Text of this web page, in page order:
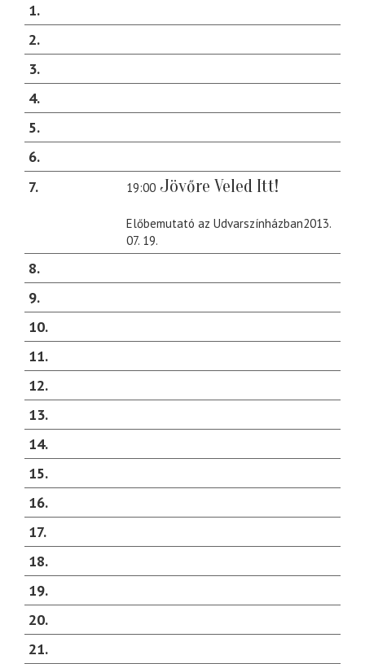
1
2
3
4
5
6
7
19:00 Jövőre Veled Itt!
Előbemutató az Udvarszínházban2013.
07. 19.
8
9
10
11
12
13
14
15
16
17
18
19
20
21